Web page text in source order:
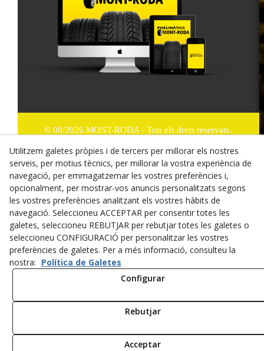
© 08/2026 MONT-RODA - Tots els drets reservats.
Política de Privacitat
Termes i condicions de compra
Dret de desistiment
Cookies
Mapa Web
Utilitzem galetes pròpies i de tercers per millorar els nostres
serveis, per motius tècnics, per millorar la vostra experiència de
navegació, per emmagatzemar les vostres preferències i,
opcionalment, per mostrar-vos anuncis personalitzats segons
les vostres preferències analitzant els vostres hàbits de
navegació. Seleccioneu ACCEPTAR per consentir totes les
galetes, seleccioneu REBUTJAR per rebutjar totes les galetes o
seleccioneu CONFIGURACIÓ per personalitzar les vostres
preferències de galetes. Per a més informació, consulteu la
nostra: Política de Galetes
Configurar
Rebutjar
Acceptar